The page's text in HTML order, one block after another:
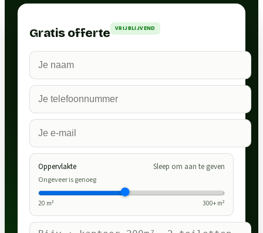
Gratis offerte VRIJBLIJVEND
Oppervlakte Sleep om aan te geven
Ongeveer is genoeg
20 m² 300+ m²